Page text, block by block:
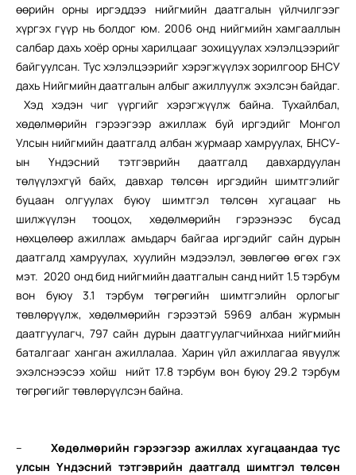
өөрийн орны иргэддээ нийгмийн даатгалын үйлчилгээг
хүргэх гүүр нь болдог юм. 2006 онд нийгмийн хамгааллын
салбар дахь хоёр орны харилцааг зохицуулах хэлэлцээрийг
байгуулсан. Тус хэлэлцээрийг хэрэгжүүлэх зорилгоор БНСУ
дахь Нийгмийн даатгалын албыг ажиллуулж эхэлсэн байдаг.
Хэд хэдэн чиг үүргийг хэрэгжүүлж байна. Тухайлбал,
хөдөлмөрийн гэрээгээр ажиллаж буй иргэдийг Монгол
Улсын нийгмийн даатгалд албан журмаар хамруулах, БНСУ-
ын Үндэсний тэтгэврийн даатгалд давхардуулан
төлүүлэхгүй байх, давхар төлсөн иргэдийн шимтгэлийг
буцаан олгуулах буюу шимтгэл төлсөн хугацааг нь
шилжүүлэн тооцох, хөдөлмөрийн гэрээнээс бусад
нөхцөлөөр ажиллаж амьдарч байгаа иргэдийг сайн дурын
даатгалд хамруулах, хуулийн мэдээлэл, зөвлөгөө өгөх гэх
мэт. 2020 онд бид нийгмийн даатгалын санд нийт 1.5 тэрбум
вон буюу 3.1 тэрбум төгрөгийн шимтгэлийн орлогыг
төвлөрүүлж, хөдөлмөрийн гэрээтэй 5969 албан журмын
даатгуулагч, 797 сайн дурын даатгуулагчийнхаа нийгмийн
баталгааг ханган ажиллалаа. Харин үйл ажиллагаа явуулж
эхэлснээсээ хойш нийт 17.8 тэрбум вон буюу 29.2 тэрбум
төгрөгийг төвлөрүүлсэн байна.
– Хөдөлмөрийн гэрээгээр ажиллах хугацаандаа тус
улсын Үндэсний тэтгэврийн даатгалд шимтгэл төлсөн